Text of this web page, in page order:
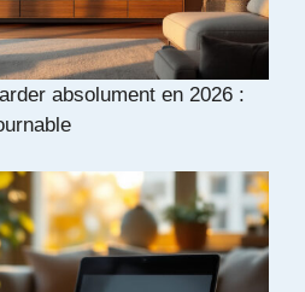
absolument en 2026 :